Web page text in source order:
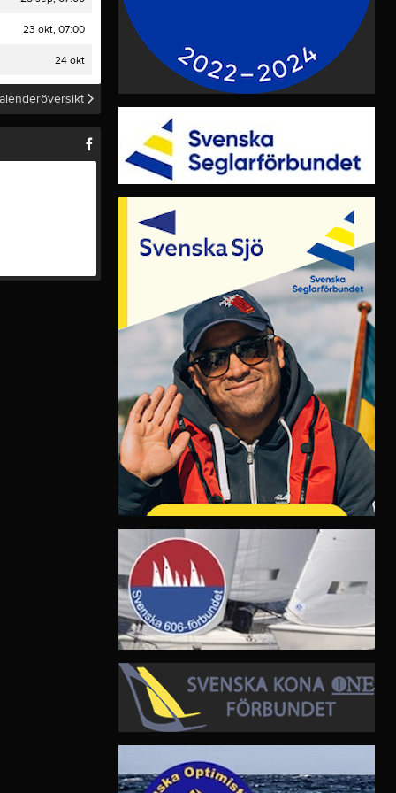
Länkar
Dokument
Historik
23 okt, 07:00
24 okt